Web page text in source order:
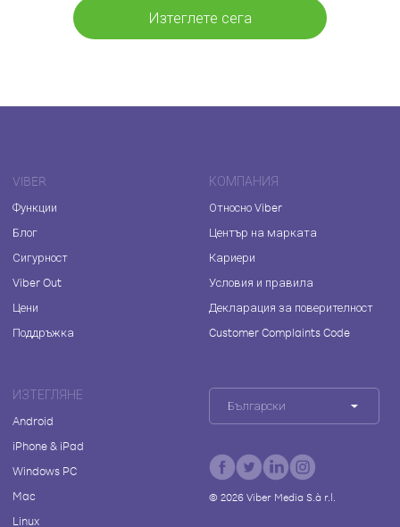
Изтеглете сега
VIBER
Функции
Блог
Сигурност
Viber Out
Цени
Поддръжка
КОМПАНИЯ
Относно Viber
Център на марката
Кариери
Условия и правила
Декларация за поверителност
Customer Complaints Code
ИЗТЕГЛЯНЕ
Android
iPhone & iPad
Windows PC
Mac
Linux
Български
© 2026Viber Media S.à r.l.